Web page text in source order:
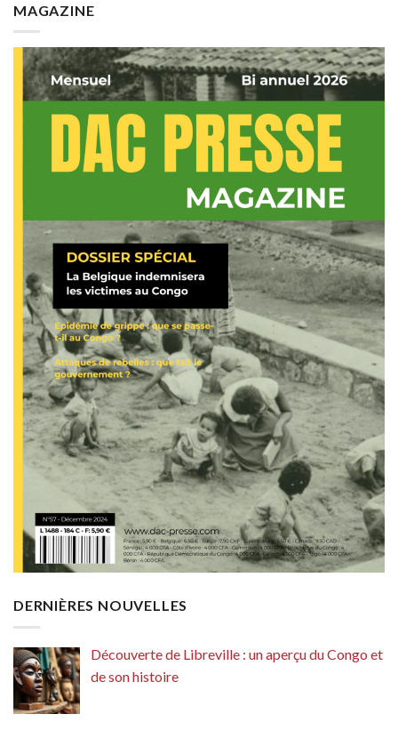
MAGAZINE
DERNIÈRES NOUVELLES
Découverte de Libreville : un aperçu du Congo et
de son histoire